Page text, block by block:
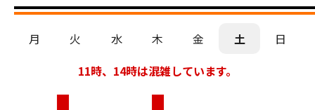
月 火 水 木 金 土
日
11時、14時は混雑しています。